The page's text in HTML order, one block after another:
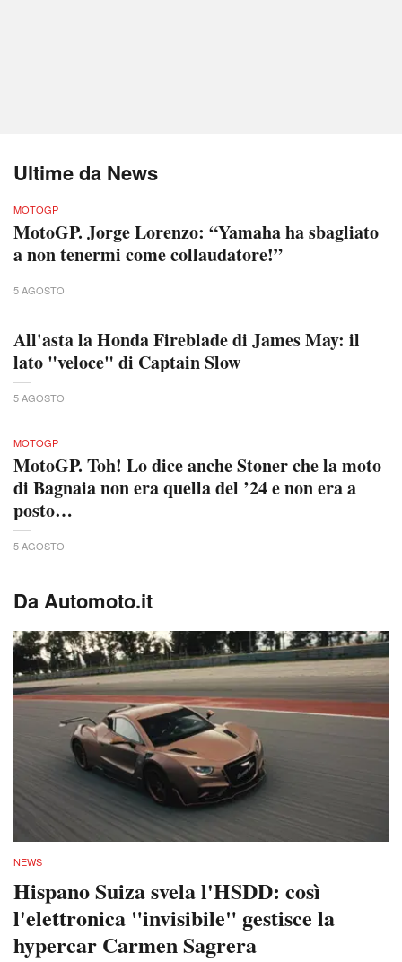
Ultime da News
MOTOGP
MotoGP. Jorge Lorenzo: “Yamaha ha sbagliato
a non tenermi come collaudatore!”
5 AGOSTO
All'asta la Honda Fireblade di James May: il
lato "veloce" di Captain Slow
5 AGOSTO
MOTOGP
MotoGP. Toh! Lo dice anche Stoner che la moto
di Bagnaia non era quella del ’24 e non era a
posto…
5 AGOSTO
Da Automoto.it
NEWS
Hispano Suiza svela l'HSDD: così
l'elettronica "invisibile" gestisce la
hypercar Carmen Sagrera